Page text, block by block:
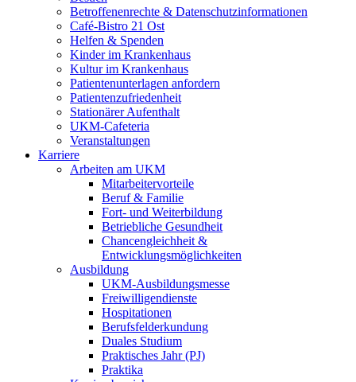
Betroffenenrechte & Datenschutzinformationen
Café-Bistro 21 Ost
Helfen & Spenden
Kinder im Krankenhaus
Kultur im Krankenhaus
Patientenunterlagen anfordern
Patientenzufriedenheit
Stationärer Aufenthalt
UKM-Cafeteria
Veranstaltungen
Karriere
Arbeiten am UKM
Mitarbeitervorteile
Beruf & Familie
Fort- und Weiterbildung
Betriebliche Gesundheit
Chancengleichheit &
Entwicklungsmöglichkeiten
Ausbildung
UKM-Ausbildungsmesse
Freiwilligendienste
Hospitationen
Berufsfelderkundung
Duales Studium
Praktisches Jahr (PJ)
Praktika